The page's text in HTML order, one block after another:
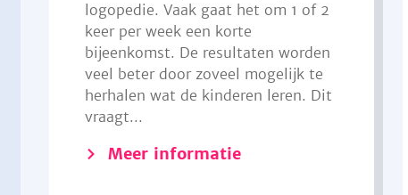
logopedie. Vaak gaat het om 1 of 2
keer per week een korte
bijeenkomst. De resultaten worden
veel beter door zoveel mogelijk te
herhalen wat de kinderen leren. Dit
vraagt...
Meer informatie